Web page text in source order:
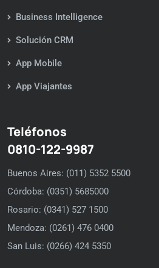
Business Intelligence
Solución CRM
App Mobile
App Viajantes
Teléfonos
0810-122-9987
Buenos Aires: (011) 5352 5500
Córdoba: (0351) 5685000
Rosario: (0341) 527 1500
Mendoza: (0261) 476 0400
San Luis: (0266) 424 5350